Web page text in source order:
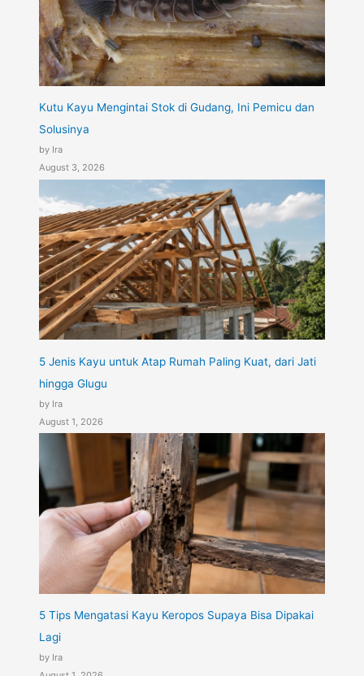
Kutu Kayu Mengintai Stok di Gudang, Ini Pemicu dan
Solusinya
by Ira
August 3, 2026
5 Jenis Kayu untuk Atap Rumah Paling Kuat, dari Jati
hingga Glugu
by Ira
August 1, 2026
5 Tips Mengatasi Kayu Keropos Supaya Bisa Dipakai
Lagi
by Ira